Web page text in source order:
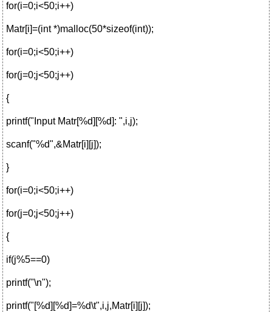
for(i=0;i<50;i++)
Matr[i]=(int *)malloc(50*sizeof(int));
for(i=0;i<50;i++)
for(j=0;j<50;j++)
{
printf("Input Matr[%d][%d]: ",i,j);
scanf("%d",&Matr[i][j]);
}
for(i=0;i<50;i++)
for(j=0;j<50;j++)
{
if(j%5==0)
printf("\n");
printf("[%d][%d]=%d\t",i,j,Matr[i][j]);